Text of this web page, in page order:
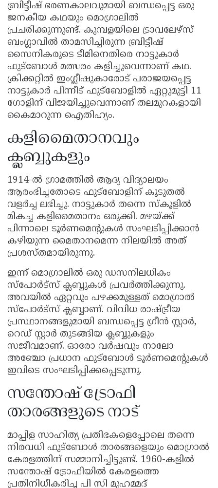
ബ്രിട്ടീഷ് ഭരണകാലവുമായി ബന്ധപ്പെട്ട ഒരു
ജനകീയ കഥയും മൊഗ്രാലിൽ
പ്രചരിക്കുന്നുണ്ട്. കുമ്പളയിലെ ട്രാവലേഴ്സ്
ബംഗ്ലാവിൽ താമസിച്ചിരുന്ന ബ്രിട്ടീഷ്
സൈനികരുടെ ടീമിനെതിരെ നാട്ടുകാർ
ഫുട്ബോൾ മത്സരം കളിച്ചുവെന്നാണ് കഥ.
ക്രിക്കറ്റിൽ ഇംഗ്ലീഷുകാരോട് പരാജയപ്പെട്ട
നാട്ടുകാർ പിന്നീട് ഫുട്ബോളിൽ ഏറ്റുമുട്ടി 11
ഗോളിന് വിജയിച്ചുവെന്നാണ് തലമുറകളായി
കൈമാറുന്ന ഐതിഹ്യം.
കളിമൈതാനവും
ക്ലബ്ബുകളും
1914-ൽ ഗ്രാമത്തിൽ ആദ്യ വിദ്യാലയം
ആരംഭിച്ചതോടെ ഫുട്ബോളിന് കൂടുതൽ
വളർച്ച ലഭിച്ചു. നാട്ടുകാർ തന്നെ സ്കൂളിൽ
മികച്ച കളിമൈതാനം ഒരുക്കി. മഴയ്ക്ക്
പിന്നാലെ ടൂർണമെൻ്റുകൾ സംഘടിപ്പിക്കാൻ
കഴിയുന്ന മൈതാനമെന്ന നിലയിൽ അത്
പ്രശസ്തമായിരുന്നു.
ഇന്ന് മൊഗ്രാലിൽ ഒരു ഡസനിലധികം
സ്പോർട്സ് ക്ലബ്ബുകൾ പ്രവർത്തിക്കുന്നു.
അവയിൽ ഏറ്റവും പഴക്കമുള്ളത് മൊഗ്രാൽ
സ്പോർട്സ് ക്ലബ്ബാണ്. വിവിധ രാഷ്ട്രീയ
പ്രസ്ഥാനങ്ങളുമായി ബന്ധപ്പെട്ട ഗ്രീൻ സ്റ്റാർ,
റെഡ് സ്റ്റാർ തുടങ്ങിയ ക്ലബ്ബുകളും
സജീവമാണ്. ഓരോ വർഷവും നാലോ
അഞ്ചോ പ്രധാന ഫുട്ബോൾ ടൂർണമെൻ്റുകൾ
ഇവിടെ സംഘടിപ്പിക്കപ്പെടുന്നു.
സന്തോഷ് ട്രോഫി
താരങ്ങളുടെ നാട്
മാപ്പിള സാഹിത്യ പ്രതിഭകളെപ്പോലെ തന്നെ
നിരവധി ഫുട്ബോൾ താരങ്ങളെയും മൊഗ്രാൽ
കേരളത്തിന് സമ്മാനിച്ചിട്ടുണ്ട്. 1960-കളിൽ
സന്തോഷ് ട്രോഫിയിൽ കേരളത്തെ
പ്രതിനിധീകരിച്ച പി സി മുഹമ്മദ്